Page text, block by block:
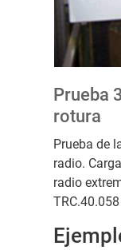
Prueba
rotura
Prueba de
radio.
radio
TRC.40.058